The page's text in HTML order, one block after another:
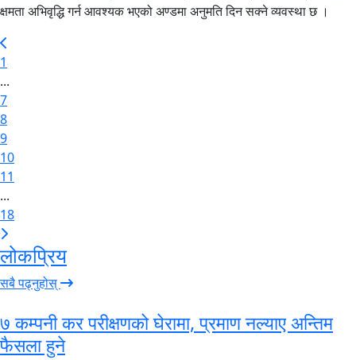
क्षमता अभिवृद्धि गर्न आवश्यक भएको अण्डमा अनुमति दिन सक्ने व्यवस्था छ ।
1
...
7
8
9
10
11
...
18
लोकप्रिय
सबै पढ्नुहोस्
७ कम्पनी कर परीक्षणको घेरामा, प्रमाण नल्याए अन्तिम
फैसला हुने